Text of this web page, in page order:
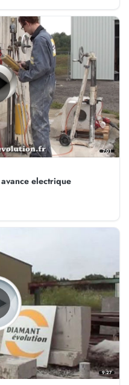
7:01
electrique
9:27